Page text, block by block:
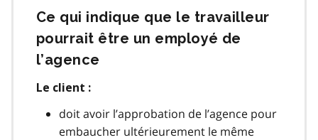
Ce qui indique que le travailleur
pourrait être un employé de
l’agence
Le client :
doit avoir l’approbation de l’agence pour
embaucher ultérieurement le même